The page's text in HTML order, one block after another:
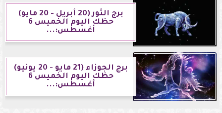
برج الثور (20 أبريل - 20 مايو)
حظك اليوم الخميس 6
أغسطس:...
برج الجوزاء (21 مايو - 20 يونيو)
حظك اليوم الخميس 6
أغسطس:...